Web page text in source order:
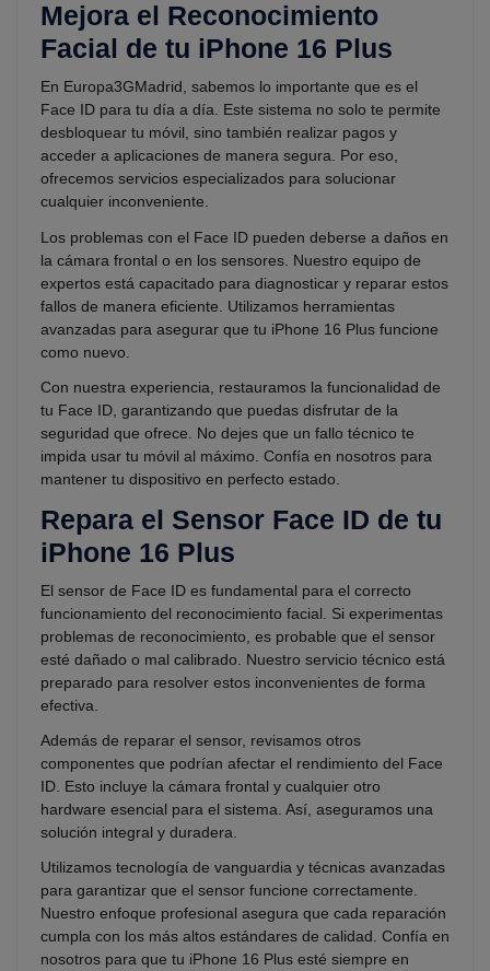
Mejora el Reconocimiento
Facial de tu iPhone 16 Plus
En Europa3GMadrid, sabemos lo importante que es el
Face ID para tu día a día. Este sistema no solo te permite
desbloquear tu móvil, sino también realizar pagos y
acceder a aplicaciones de manera segura. Por eso,
ofrecemos servicios especializados para solucionar
cualquier inconveniente.
Los problemas con el Face ID pueden deberse a daños en
la cámara frontal o en los sensores. Nuestro equipo de
expertos está capacitado para diagnosticar y reparar estos
fallos de manera eficiente. Utilizamos herramientas
avanzadas para asegurar que tu iPhone 16 Plus funcione
como nuevo.
Con nuestra experiencia, restauramos la funcionalidad de
tu Face ID, garantizando que puedas disfrutar de la
seguridad que ofrece. No dejes que un fallo técnico te
impida usar tu móvil al máximo. Confía en nosotros para
mantener tu dispositivo en perfecto estado.
Repara el Sensor Face ID de tu
iPhone 16 Plus
El sensor de Face ID es fundamental para el correcto
funcionamiento del reconocimiento facial. Si experimentas
problemas de reconocimiento, es probable que el sensor
esté dañado o mal calibrado. Nuestro servicio técnico está
preparado para resolver estos inconvenientes de forma
efectiva.
Además de reparar el sensor, revisamos otros
componentes que podrían afectar el rendimiento del Face
ID. Esto incluye la cámara frontal y cualquier otro
hardware esencial para el sistema. Así, aseguramos una
solución integral y duradera.
Utilizamos tecnología de vanguardia y técnicas avanzadas
para garantizar que el sensor funcione correctamente.
Nuestro enfoque profesional asegura que cada reparación
cumpla con los más altos estándares de calidad. Confía en
nosotros para que tu iPhone 16 Plus esté siempre en